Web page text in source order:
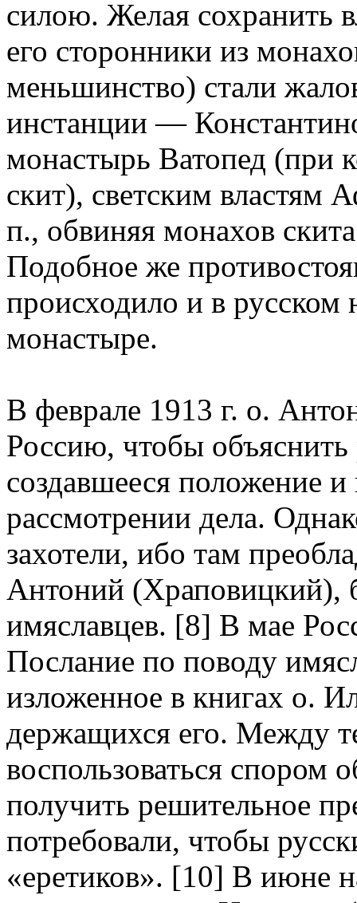
силою. Желая сохранить
его сторонники из
меньшинство) стали
инстанции —
монастырь Ватопед (при
скит), светским властям
п., обвиняя монахов
Подобное же
происходило и в
монастыре.
В феврале 1913 г. о.
Россию, чтобы
создавшееся положение
рассмотрении дела.
захотели, ибо там
Антоний
имяславцев. [8] В мае
Послание по поводу
изложенное в книгах о.
держащихся его. Между
воспользоваться
получить решительное
потребовали, чтобы
«еретиков». [10] В июне